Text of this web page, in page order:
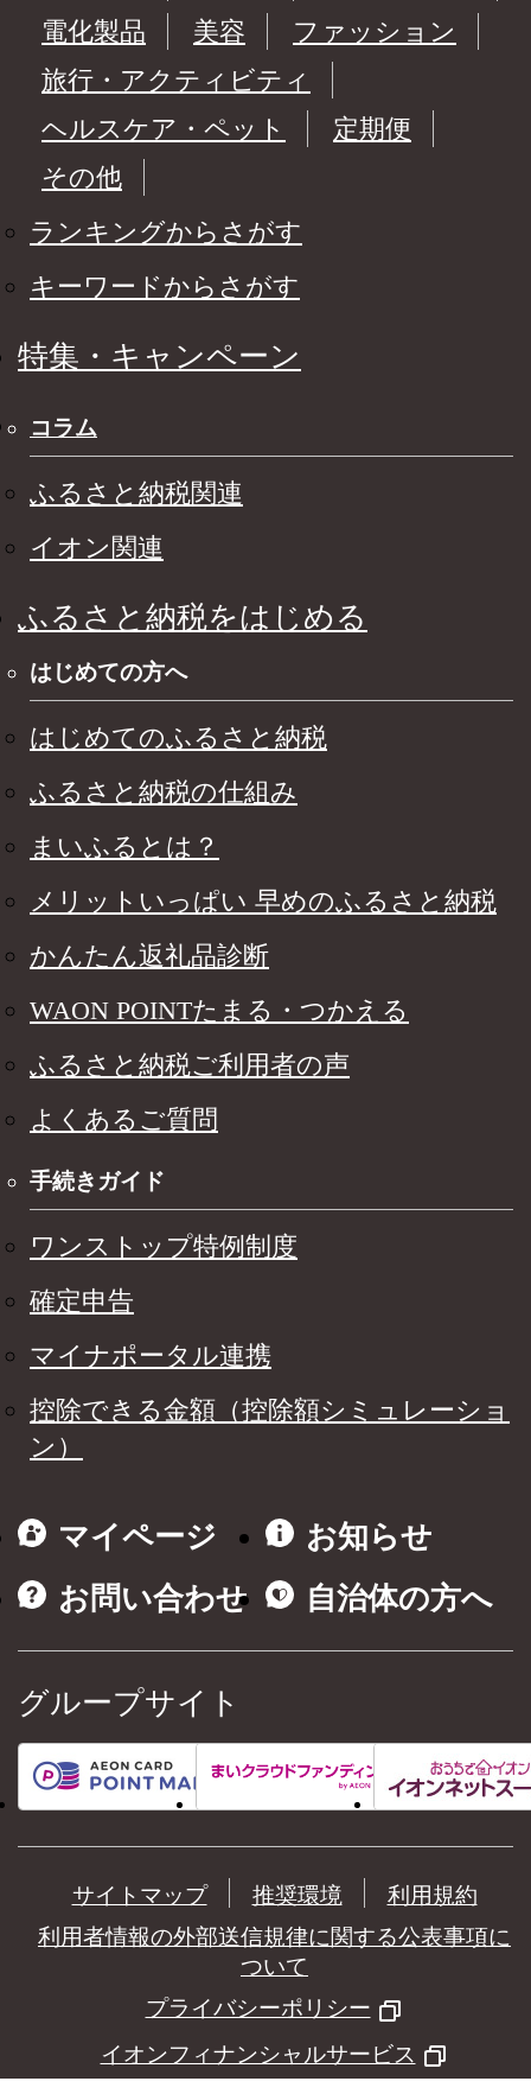
電化製品
美容
ファッション
旅行・アクティビティ
ヘルスケア・ペット
定期便
その他
ランキングからさがす
キーワードからさがす
特集・キャンペーン
コラム
ふるさと納税関連
イオン関連
ふるさと納税をはじめる
はじめての方へ
はじめてのふるさと納税
ふるさと納税の仕組み
まいふるとは？
メリットいっぱい 早めのふるさと納税
かんたん返礼品診断
WAON POINTたまる・つかえる
ふるさと納税ご利用者の声
よくあるご質問
手続きガイド
ワンストップ特例制度
確定申告
マイナポータル連携
控除できる金額（控除額シミュレーショ
ン）
マイページ
お知らせ
お問い合わせ
自治体の方へ
グループサイト
サイトマップ 推奨環境
利用規約
利用者情報の外部送信規律に関する公表事項に
ついて
プライバシーポリシー
イオンフィナンシャルサービス